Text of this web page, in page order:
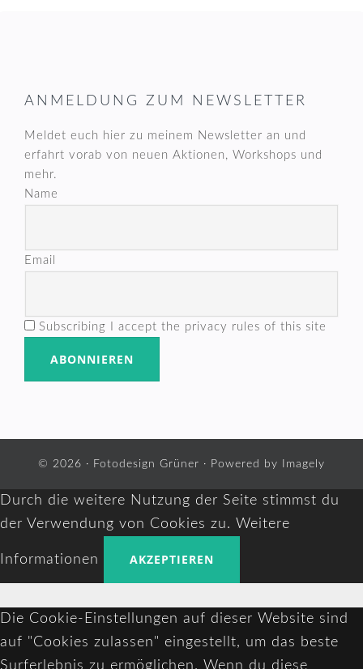
FOOTER
ANMELDUNG ZUM NEWSLETTER
Meldet euch hier zu meinem Newsletter an und
erfahrt vorab von neuen Aktionen, Workshops und
mehr.
Name
Email
Subscribing I accept the privacy rules of this site
© 2026 · Fotodesign Grüner · Powered by Imagely
Durch die weitere Nutzung der Seite stimmst du
der Verwendung von Cookies zu. Weitere
Informationen AKZEPTIEREN
Die Cookie-Einstellungen auf dieser Website sind
auf "Cookies zulassen" eingestellt, um das beste
Surferlebnis zu ermöglichen. Wenn du diese